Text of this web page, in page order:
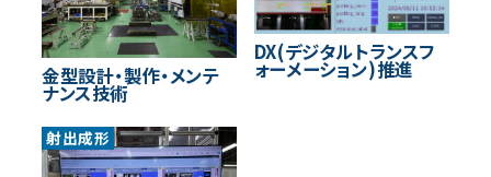
金型設計・製作・メンテ
ナンス技術
DX(デジタルトランスフ
ォーメーション)推進
射出成形